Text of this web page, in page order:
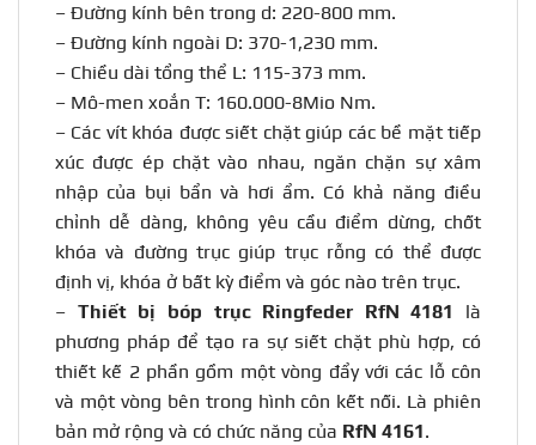
– Đường kính bên trong d: 220-800 mm.
– Đường kính ngoài D: 370-1,230 mm.
– Chiều dài tổng thể L: 115-373 mm.
– Mô-men xoắn T: 160.000-8Mio Nm.
– Các vít khóa được siết chặt giúp các bề mặt tiếp
xúc được ép chặt vào nhau, ngăn chặn sự xâm
nhập của bụi bẩn và hơi ẩm. Có khả năng điều
chỉnh dễ dàng, không yêu cầu điểm dừng, chốt
khóa và đường trục giúp trục rỗng có thể được
định vị, khóa ở bất kỳ điểm và góc nào trên trục.
– Thiết bị bóp trụcRingfeder RfN 4181
là
phương pháp để tạo ra sự siết chặt phù hợp, có
thiết kế 2 phần gồm một vòng đẩy với các lỗ côn
và một vòng bên trong hình côn kết nối. Là phiên
bản mở rộng và có chức năng của RfN 4161.